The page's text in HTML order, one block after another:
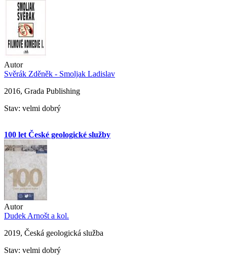
Autor
Svěrák Zděněk - Smoljak Ladislav
2016, Grada Publishing
Stav: velmi dobrý
100 let České geologické služby
Autor
Dudek Arnošt a kol.
2019, Česká geologická služba
Stav: velmi dobrý